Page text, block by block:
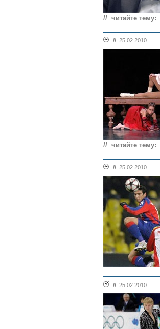
// читайте тему:
// 25.02.2010
// читайте тему:
// 25.02.2010
// 25.02.2010